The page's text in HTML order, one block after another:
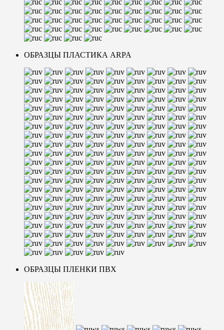
ОБРАЗЦЫ ПЛАСТИКА ARPA
ОБРАЗЦЫ ПЛЕНКИ ПВХ